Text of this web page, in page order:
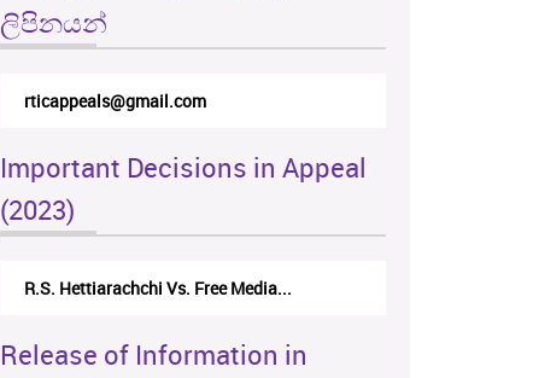
ලිපිනයන්
rticappeals@gmail.com
Important Decisions in Appeal
(2023)
R.S. Hettiarachchi Vs. Free Media...
Release of Information in